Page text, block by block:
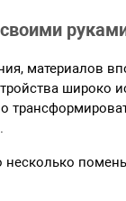
материалов
широко
несколько